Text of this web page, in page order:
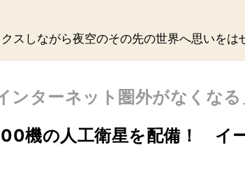
スしながら夜空のその先の世界へ思いをは
ンターネット圏外がなくなる
機の人工衛星を配備！ イ